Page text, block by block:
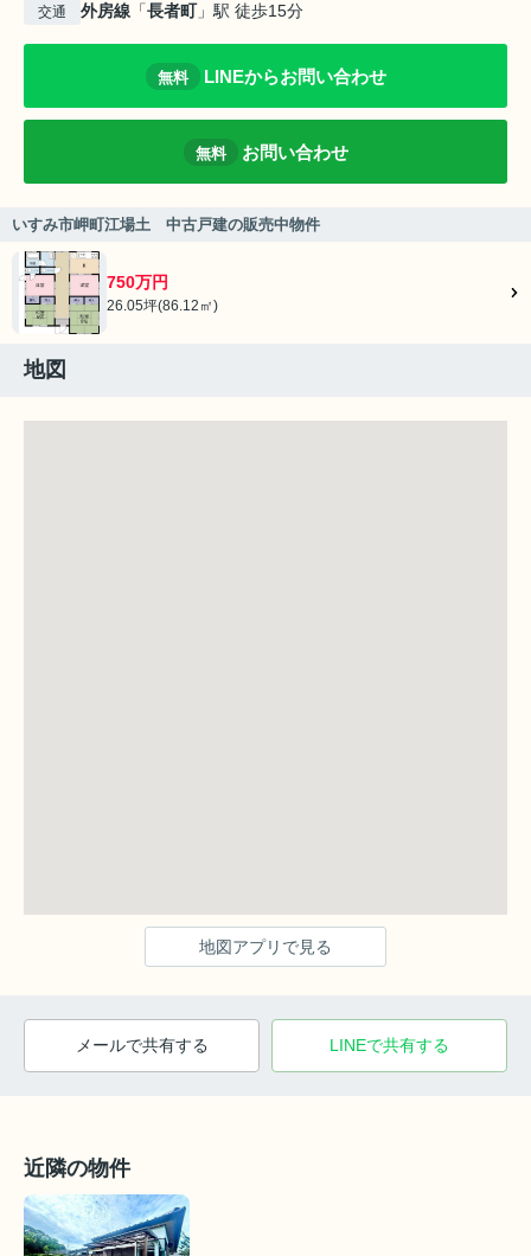
交通 外房線 「長者町」駅 徒歩15分
無料 LINEからお問い合わせ
無料 お問い合わせ
いすみ市岬町江場土 中古戸建の販売中物件
750万円
26.05坪(86.12㎡)
地図
地図アプリで見る
メールで共有する LINEで共有する
近隣の物件